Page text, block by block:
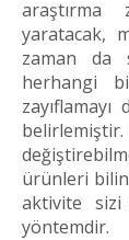
araştırma
yaratacak,
zaman da
herhangi
belirlemiştir.
ürünleri
aktivite sizi
yöntemdir.